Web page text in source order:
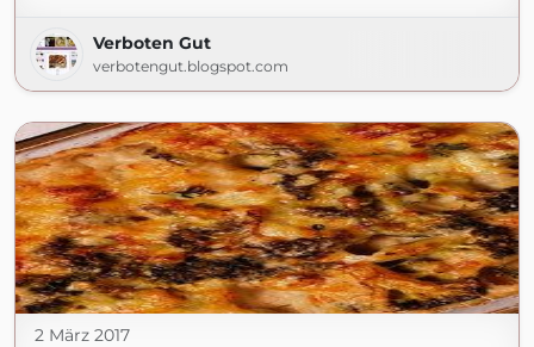
Verboten Gut
verbotengut.blogspot.com
2 März 2017